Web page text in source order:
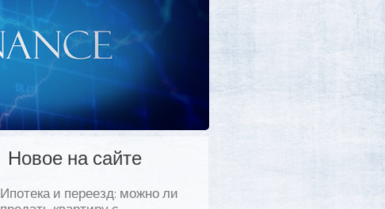
Новое на сайте
Ипотека и переезд: можно ли